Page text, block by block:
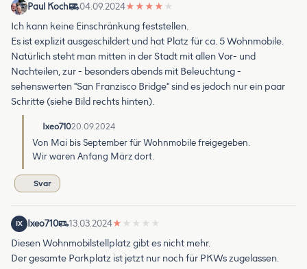
Paul Koch 04.09.2024★ ★ ★ ★ ★
Ich kann keine Einschränkung feststellen.
Es ist explizit ausgeschildert und hat Platz für ca. 5 Wohnmobile.
Natürlich steht man mitten in der Stadt mit allen Vor- und
Nachteilen, zur - besonders abends mit Beleuchtung -
sehenswerten "San Franzisco Bridge" sind es jedoch nur ein paar
Schritte (siehe Bild rechts hinten).
Ixeo71020.09.2024
Von Mai bis September für Wohnmobile freigegeben.
Wir waren Anfang März dort.
Svar
IX Ixeo710 13.03.2024★ ★ ★ ★ ★
Diesen Wohnmobilstellplatz gibt es nicht mehr.
Der gesamte Parkplatz ist jetzt nur noch für PKWs zugelassen.